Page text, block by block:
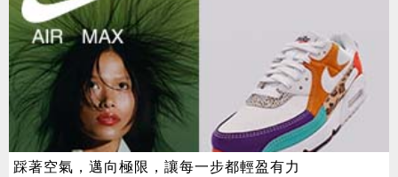
踩著空氣，邁向極限，讓每一步都輕盈有力